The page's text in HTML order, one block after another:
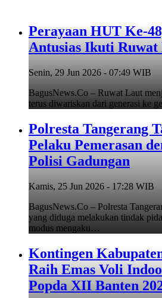
Perayaan HUT Ke-
Antusias Ikuti
Senin, 29 Jun 2026 - 07:49 WIB
BagusNews.Co – Ruwat Laut
terus diwariskan dari generasi ke
Polresta Tangerang
Pelaku Pemerasan
Polisi Gadungan
Kamis, 25 Jun 2026 - 17:28 WIB
BagusNews.Co – Polresta
yang diduga melakukan tindak
modus mengaku…
Kontingen
Raih Emas Voli
Popda XII Banten